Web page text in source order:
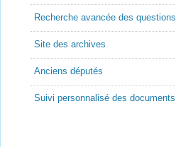
Recherche avancée des questions
Site des archives
Anciens députés
Suivi personnalisé des documents